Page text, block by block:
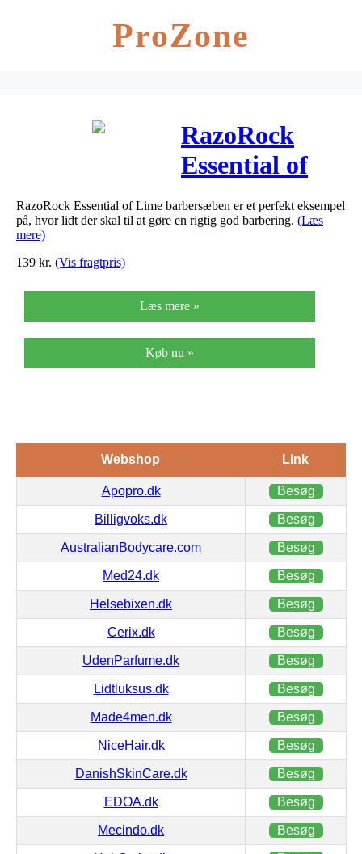
ProZone
RazoRock
Essential of
Lime
Barbersæbe
RazoRock Essential of Lime barbersæben er et perfekt eksempel
på, hvor lidt der skal til at gøre en rigtig god barbering. (Læs
mere)
139 kr. (Vis fragtpris)
Læs mere »
Køb nu »
Webshop Link
Apopro.dk Besøg
Billigvoks.dk Besøg
AustralianBodycare.com Besøg
Med24.dk Besøg
Helsebixen.dk Besøg
Cerix.dk Besøg
UdenParfume.dk Besøg
Lidtluksus.dk Besøg
Made4men.dk Besøg
NiceHair.dk Besøg
DanishSkinCare.dk Besøg
EDOA.dk Besøg
Mecindo.dk Besøg